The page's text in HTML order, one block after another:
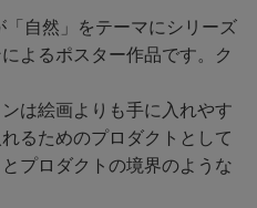
自然」をテーマにシリーズ
よるポスター作品です。ク
は絵画よりも手に入れやす
るためのプロダクトとして
プロダクトの境界のような